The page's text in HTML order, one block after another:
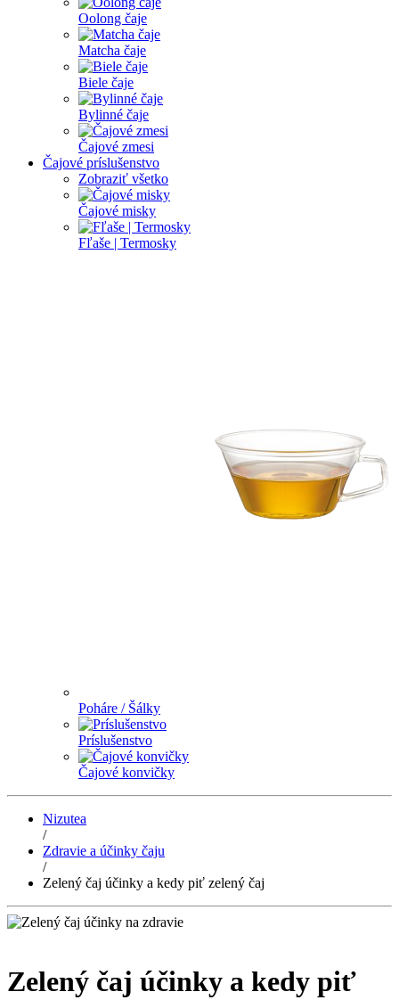
Oolong čaje
Matcha čaje
Biele čaje
Bylinné čaje
Čajové zmesi
Čajové príslušenstvo
Zobraziť všetko
Čajové misky
Fľaše | Termosky
Poháre / Šálky
Príslušenstvo
Čajové konvičky
Nizutea
/
Zdravie a účinky čaju
/
Zelený čaj účinky a kedy piť zelený čaj
Zelený čaj účinky a kedy piť